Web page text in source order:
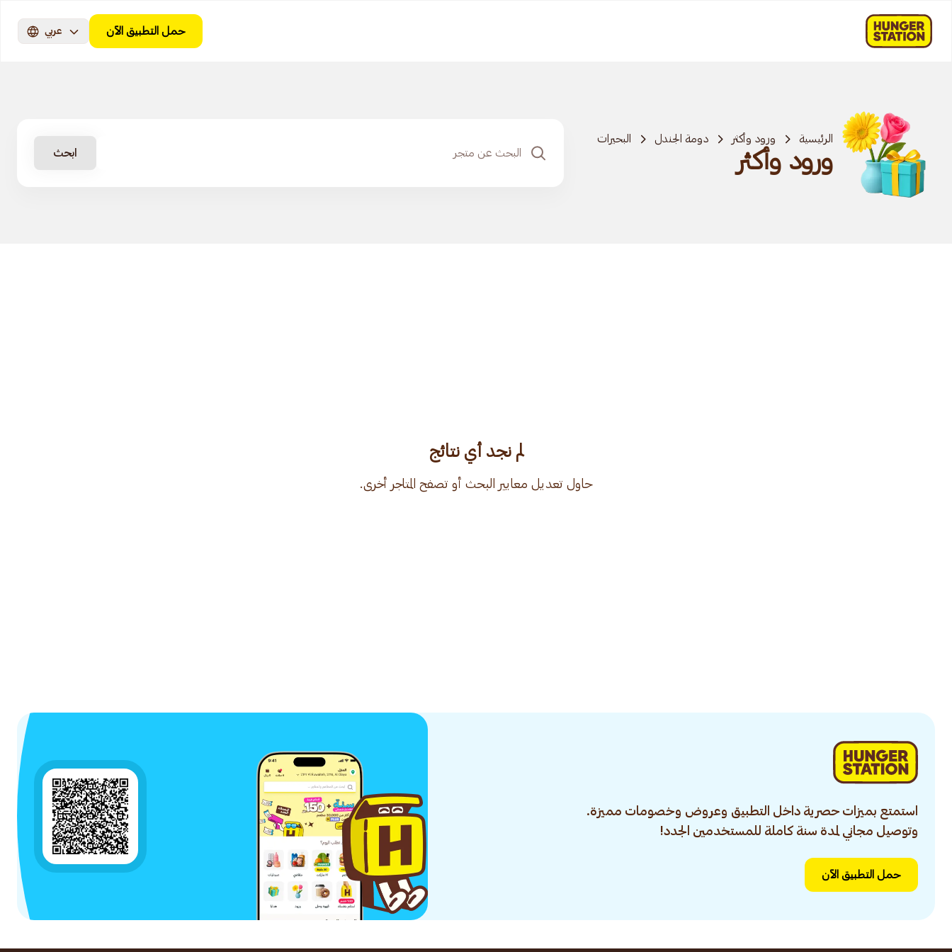
حمل التطبيق الآن عربي
الرئيسية ورود وأكثر دومة الجندل البحيرات
ورود وأكثر ابحث
لم نجد أي نتائج
حاول تعديل معايير البحث أو تصفح المتاجر أخرى.
استمتع بميزات حصرية داخل التطبيق وعروض وخصومات مميزة.
وتوصيل مجاني لمدة سنة كاملة للمستخدمين الجدد!
حمل التطبيق الآن